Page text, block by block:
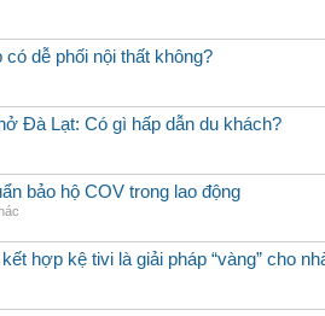
dễ phối nội thất không?
Đà Lạt: Có gì hấp dẫn du khách?
bảo hộ COV trong lao động
hợp kệ tivi là giải pháp “vàng” cho